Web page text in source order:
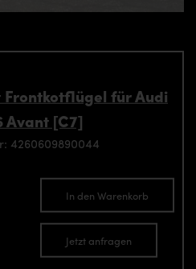
Frontkotflügel für Audi
Avant [C7]
4260609890044
In den Warenkorb
Jetzt anfragen